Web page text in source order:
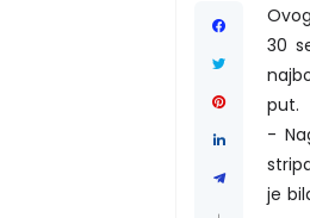
30
put.
-
je